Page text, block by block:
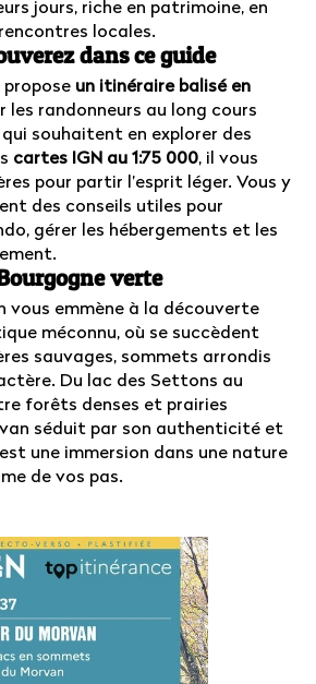
jours, riche en patrimoine, en
locales.
dans ce guide
un itinéraire balisé en
les randonneurs au long cours
souhaitent en explorer des
cartes IGN au 1:75 000, il vous
pour partir l’esprit léger. Vous y
des conseils utiles pour
gérer les hébergements et les
verte
vous emmène à la découverte
méconnu, où se succèdent
sauvages, sommets arrondis
Du lac des Settons au
forêts denses et prairies
séduit par son authenticité et
une immersion dans une nature
de vos pas.